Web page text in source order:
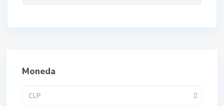
Moneda
CLP